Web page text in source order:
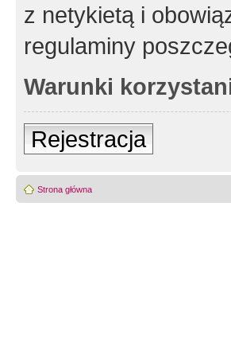
z netykietą i
regulaminy
Warunki
Rejestracja
Strona główna